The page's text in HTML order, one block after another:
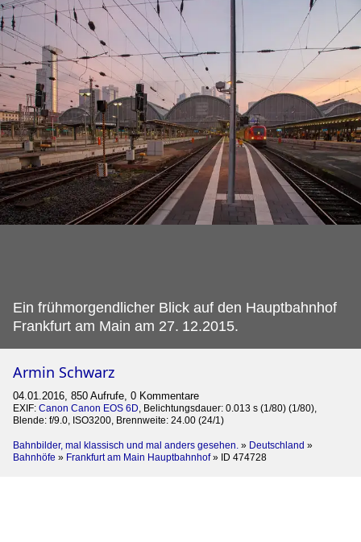
Ein frühmorgendlicher Blick auf den Hauptbahnhof
Frankfurt am Main am 27. 12.2015.
Armin Schwarz
04.01.2016, 850 Aufrufe, 0 Kommentare
EXIF: Canon Canon EOS 6D, Belichtungsdauer: 0.013 s (1/80) (1/80),
Blende: f/9.0, ISO3200, Brennweite: 24.00 (24/1)
Bahnbilder, mal klassisch und mal anders gesehen. » Deutschland »
Bahnhöfe » Frankfurt am Main Hauptbahnhof» ID 474728